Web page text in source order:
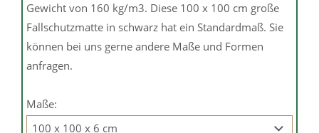
Gewicht von 160 kg/m3. Diese 100 x 100 cm große
Fallschutzmatte in schwarz hat ein Standardmaß. Sie
können bei uns gerne andere Maße und Formen
anfragen.
Maße: